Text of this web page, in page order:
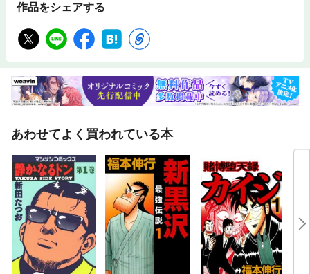
作品をシェアする
あわせてよく買われている本